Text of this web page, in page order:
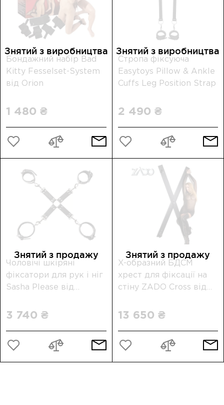
Бондажний набір Bad
Kitty Fesselset-System
від Orion
1 480 ₴
Знятий з виробництва
Стропа фіксуюча
Easytoys Pillow & Ankle
Cuffs Leg Position Strap
2 490 ₴
Знятий з виробництва
Чоловічі шкіряні
фіксатори для рук і ніг
Sasha Please від
3 740 ₴
Знятий з продажу
X-образний БДСМ
хрест для фіксації на
стіну ZADO Cross від
13 650 ₴
Знятий з продажу